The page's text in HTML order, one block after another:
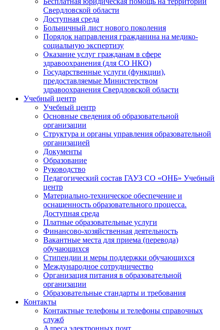
Свердловской области
Доступная среда
Больничный лист нового поколения
Порядок направления гражданина на медико-
социальную экспертизу
Оказание услуг гражданам в сфере
здравоохранения (для СО НКО)
Государственные услуги (функции),
предоставляемые Министерством
здравоохранения Свердловской области
Учебный центр
Учебный центр
Основные сведения об образовательной
организации
Структура и органы управления образовательной
организацией
Документы
Образование
Руководство
Педагогический состав ГАУЗ СО «ОНБ» Учебный
центр
Материально-техническое обеспечение и
оснащенность образовательного процесса.
Доступная среда
Платные образовательные услуги
Финансово-хозяйственная деятельность
Вакантные места для приема (перевода)
обучающихся
Стипендии и меры поддержки обучающихся
Международное сотрудничество
Организация питания в образовательной
организации
Образовательные стандарты и требования
Контакты
Контактные телефоны и телефоны справочных
служб
Адреса электронных почт